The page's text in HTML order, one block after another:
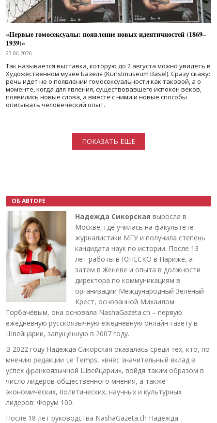
«Первые гомосексуалы: появление новых идентичностей (1869–
1939)»
23.06.2026
Так называется выставка, которую до 2 августа можно увидеть в
Художественном музее Базеля (Kunstmuseum Basel). Сразу скажу:
речь идет не о появлении гомосексуальности как таковой, а о
моменте, когда для явления, существовавшего испокон веков,
появились новые слова, а вместе с ними и новые способы
описывать человеческий опыт.
ПОКАЗАТЬ ЕЩЕ
ОБ АВТОРЕ
Надежда Сикорская выросла в
Москве, где училась на факультете
журналистики МГУ и получила степень
кандидата наук по истории. После 13
лет работы в ЮНЕСКО в Париже, а
затем в Женеве и опыта в должности
директора по коммуникациям в
организации Международный Зелёный
Крест, основанной Михаилом
Горбачёвым, она основала NashaGazeta.ch – первую
ежедневную русскоязычную ежедневную онлайн-газету в
Швейцарии, запущенную в 2007 году.
В 2022 году Надежда Сикорская оказалась среди тех, кто, по
мнению редакции Le Temps, «внёс значительный вклад в
успех франкоязычной Швейцарии», войдя таким образом в
число лидеров общественного мнения, а также
экономических, политических, научных и культурных
лидеров: Форум 100.
После 18 лет руководства NashaGazeta.ch Надежда